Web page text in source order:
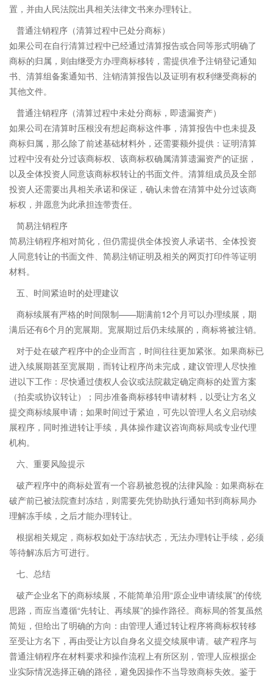
置，并由人民法院出具相关法律文书来办理转让。
普通注销程序（清算过程中已处分商标）
如果公司在自行清算过程中已经通过清算报告或合同等形式明确了
商标的归属，则由继受方办理商标移转，需提供准予注销登记通知
书、清算组备案通知书、注销清算报告以及证明有权利继受商标的
其他文件。
普通注销程序（清算过程中未处分商标，即遗漏资产）
如果公司在清算时压根没有想起商标这件事，清算报告中也未提及
商标归属，那么除了前述基础材料外，还需要额外提供：证明清算
过程中没有处分过该商标权、该商标权确属清算遗漏资产的证据，
以及全体投资人同意该商标权转让的书面文件。清算组成员及全部
投资人还需要出具相关承诺和保证，确认未曾在清算中处分过该商
标权，并愿意为此承担连带责任。
简易注销程序
简易注销程序相对简化，但仍需提供全体投资人承诺书、全体投资
人同意转让的书面文件、简易注销证明及相关的网页打印件等证明
材料。
五、时间紧迫时的处理建议
商标续展有严格的时间限制——期满前12个月可以办理续展，期
满后还有6个月的宽展期。宽展期过后仍未续展的，商标将被注销。
对于处在破产程序中的企业而言，时间往往更加紧张。如果商标已
进入续展期甚至宽展期，而转让程序尚未完成，建议管理人尽快推
进以下工作：尽快通过债权人会议或法院裁定确定商标的处置方案
（拍卖或协议转让）；同步准备商标移转申请材料，以受让方名义
提交商标续展申请；如果时间过于紧迫，可先以管理人名义启动续
展程序，同时推进转让手续，具体操作建议咨询商标局或专业代理
机构。
六、重要风险提示
破产程序中的商标处置有一个容易被忽视的法律风险：如果商标在
破产前已被法院查封冻结，则需要先凭协助执行通知书到商标局办
理解冻手续，之后才能办理转让。
根据相关规定，商标权如处于冻结状态，无法办理转让手续，必须
等待解冻后方可进行。
七、总结
破产企业名下的商标续展，不能简单沿用“原企业申请续展”的传统
思路，而应当遵循“先转让、再续展”的操作路径。商标局的答复虽然
简短，但给出了明确的方向：由管理人通过转让程序将商标权转移
至受让方名下，再由受让方以自身名义提交续展申请。破产程序与
普通注销程序在材料要求和操作流程上有所区别，管理人应根据企
业实际情况选择正确的路径，避免因操作不当导致商标失效。鉴于